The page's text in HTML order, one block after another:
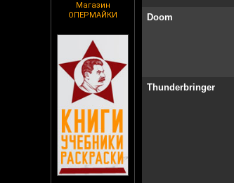
Магазин
ОПЕРМАЙКИ
Doom
Thunderbringer